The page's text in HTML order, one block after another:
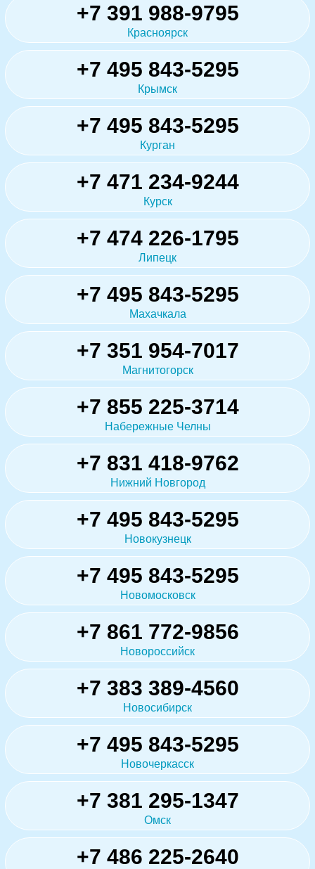
+7 391 988-9795
Красноярск
+7 495 843-5295
Крымск
+7 495 843-5295
Курган
+7 471 234-9244
Курск
+7 474 226-1795
Липецк
+7 495 843-5295
Махачкала
+7 351 954-7017
Магнитогорск
+7 855 225-3714
Набережные Челны
+7 831 418-9762
Нижний Новгород
+7 495 843-5295
Новокузнецк
+7 495 843-5295
Новомосковск
+7 861 772-9856
Новороссийск
+7 383 389-4560
Новосибирск
+7 495 843-5295
Новочеркасск
+7 381 295-1347
Омск
+7 486 225-2640